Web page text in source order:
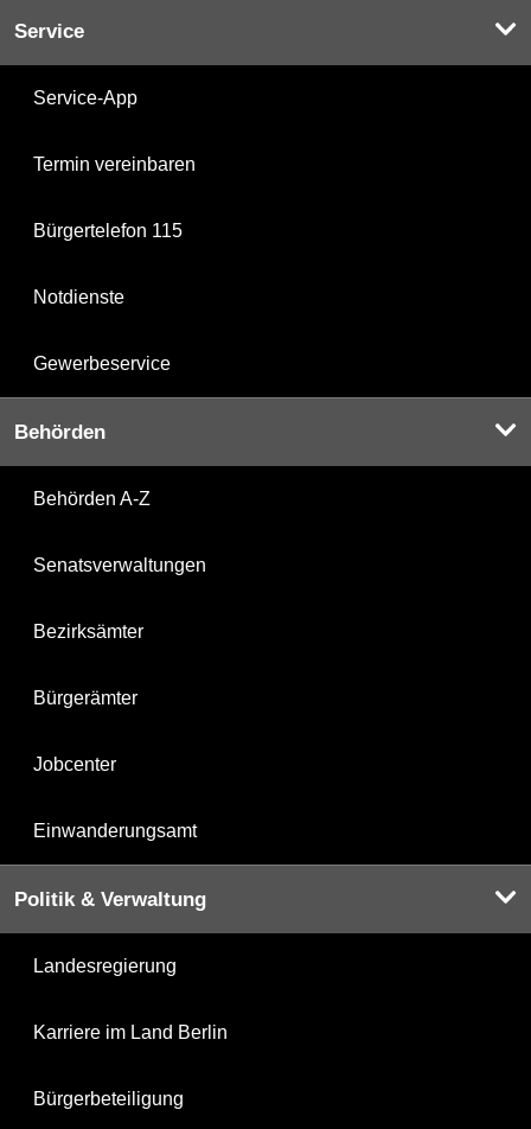
Service
Service-App
Termin vereinbaren
Bürgertelefon 115
Notdienste
Gewerbeservice
Behörden
Behörden A-Z
Senatsverwaltungen
Bezirksämter
Bürgerämter
Jobcenter
Einwanderungsamt
Politik & Verwaltung
Landesregierung
Karriere im Land Berlin
Bürgerbeteiligung